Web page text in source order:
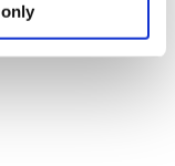
wracali do